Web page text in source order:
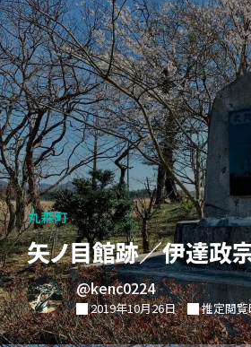
丸森町
矢ノ目館跡／伊達政
@kenc0224
2019年10月26日 推定閲